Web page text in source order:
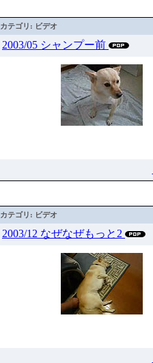
カテゴリ: ビデオ
2003/05 シャンプー前
カテゴリ: ビデオ
2003/12 なぜなぜもっと2